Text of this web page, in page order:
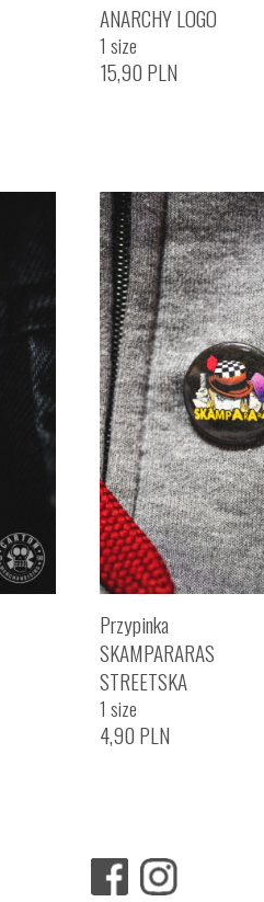
ANARCHY LOGO
1 size
15,90 PLN
Przypinka
SKAMPARARAS
STREETSKA
1 size
4,90 PLN